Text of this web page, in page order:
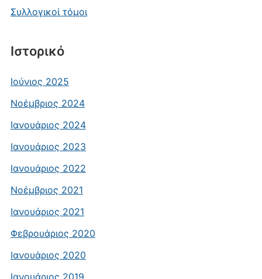
Συλλογικοί τόμοι
Ιστορικό
Ιούνιος 2025
Νοέμβριος 2024
Ιανουάριος 2024
Ιανουάριος 2023
Ιανουάριος 2022
Νοέμβριος 2021
Ιανουάριος 2021
Φεβρουάριος 2020
Ιανουάριος 2020